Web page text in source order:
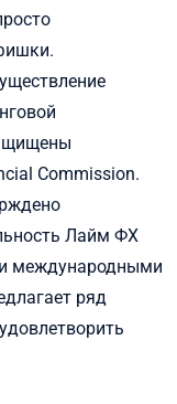
Commission.
Лайм ФХ
международными
ряд